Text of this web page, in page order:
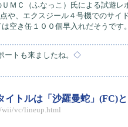
ＭＣ（ふなっこ）氏による試遊レ
や、エクスジール４号機でのサイ
空き缶１００個早入れだそうです。
トも来ましたね。 ◇
イトルは「沙羅曼蛇」(FC)
wii/vc/lineup.html